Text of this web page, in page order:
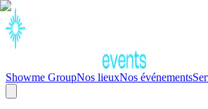
Showme GroupNos lieuxNos événements